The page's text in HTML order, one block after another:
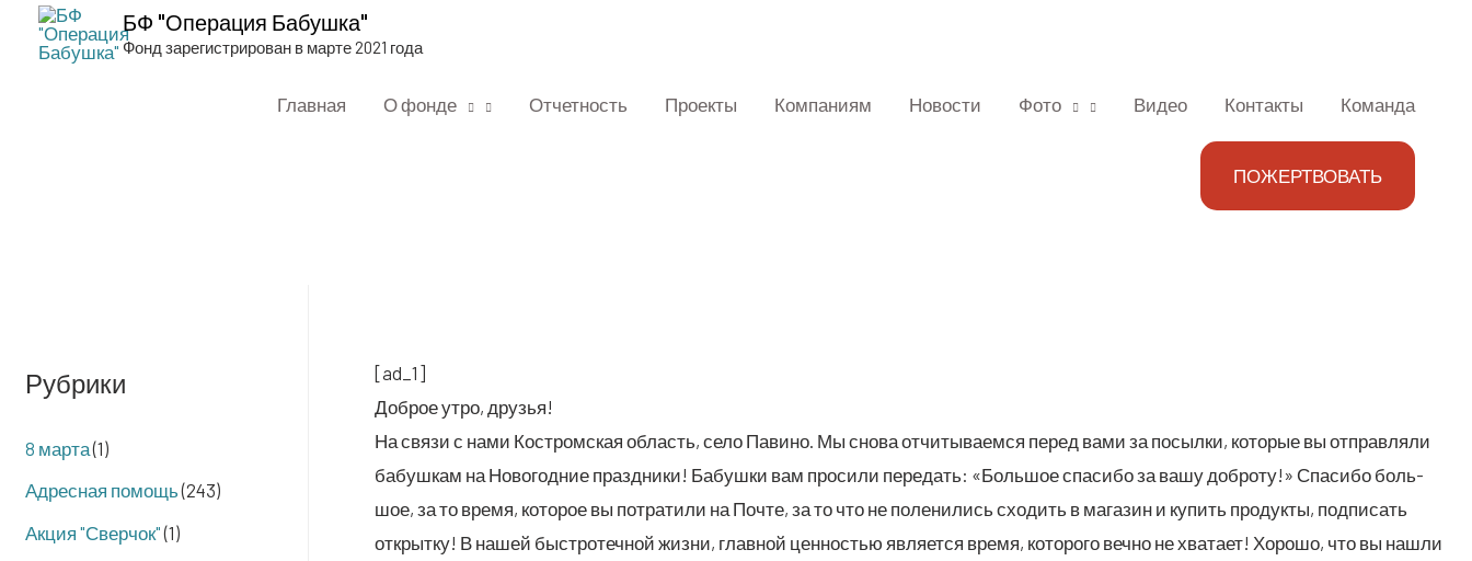
БФ "Операция Бабушка"
Фонд зарегистрирован в марте 2021 года
Главная О фонде Отчетность Проекты Компаниям Новости Фото Видео Контакты Команда
ПОЖЕРТВОВАТЬ
Рубрики
8 марта(1)
Адресная помощь(243)
Акция "Сверчок"(1)
[ad_1]
Доб­рое утро, друзья!
На свя­зи с нами Костром­ская область, село Пави­но. Мы сно­ва отчи­ты­ва­ем­ся перед вами за посыл­ки, кото­рые вы отправ­ля­ли
бабуш­кам на Ново­год­ние празд­ни­ки! Бабуш­ки вам про­си­ли пере­дать: «Боль­шое спа­си­бо за вашу доб­ро­ту!» Спа­си­бо боль­
шое, за то вре­мя, кото­рое вы потра­ти­ли на Почте, за то что не поле­ни­лись схо­дить в мага­зин и купить про­дук­ты, под­пи­сать
открыт­ку! В нашей быст­ро­теч­ной жиз­ни, глав­ной цен­но­стью явля­ет­ся вре­мя, кото­ро­го веч­но не хва­та­ет! Хоро­шо, что вы нашли